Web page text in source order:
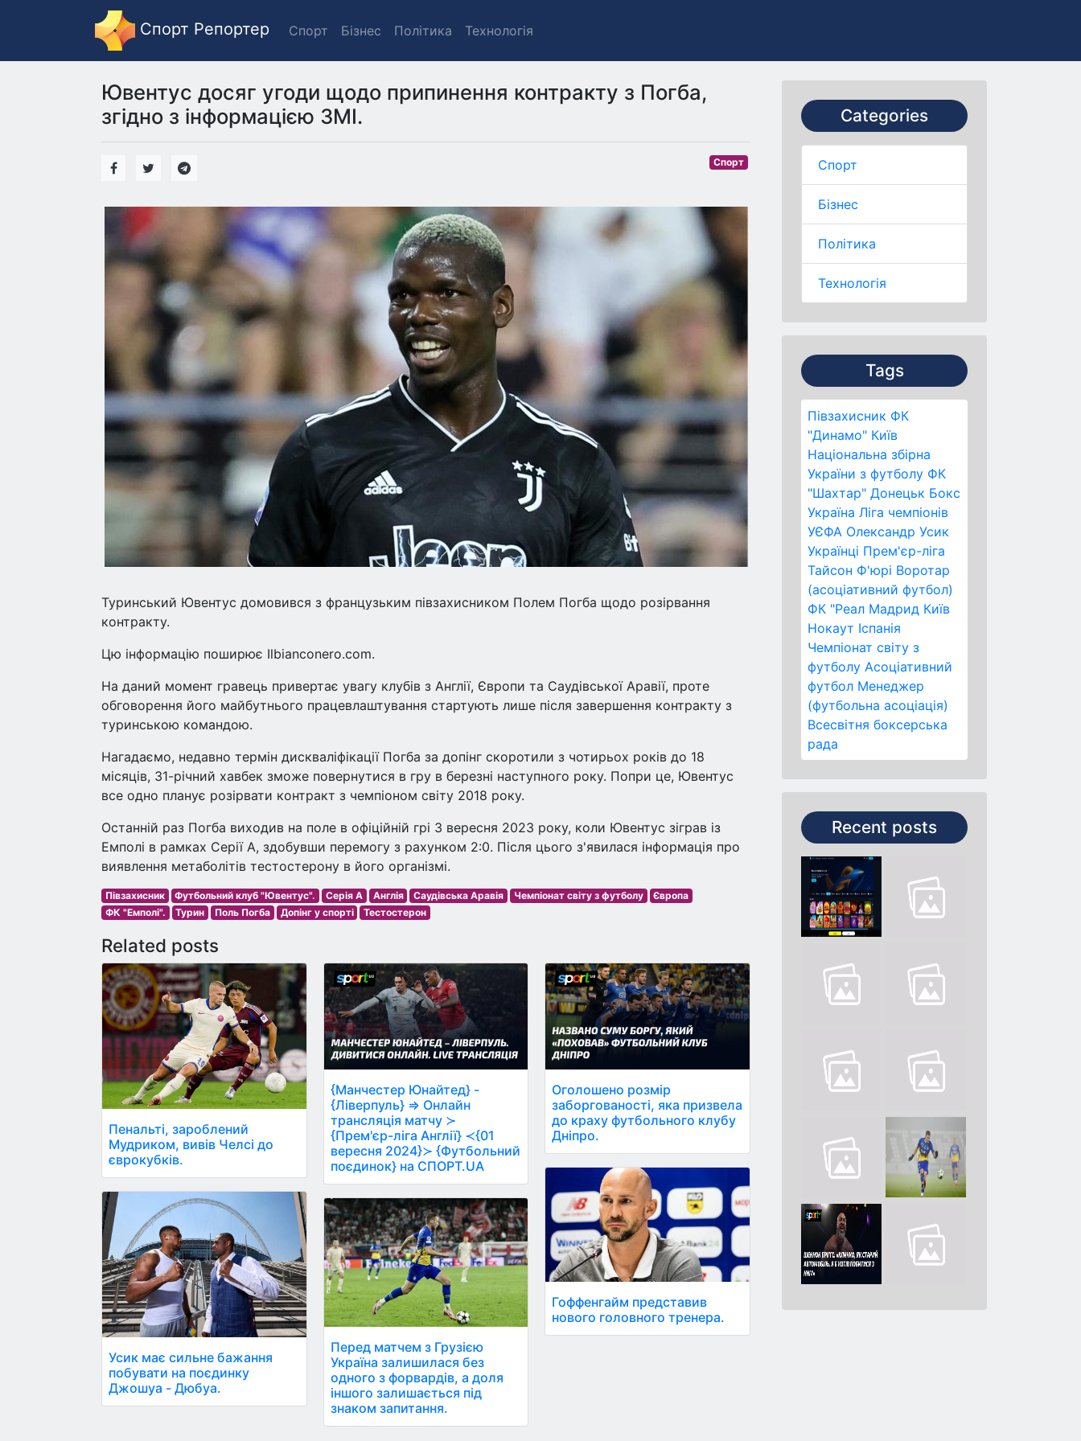
Спорт Репортер Спорт Бізнес Політика Технологія
Categories
Спорт
Бізнес
Політика
Технологія
Tags
Півзахисник ФК
"Динамо" Київ
Національна збірна
України з футболу ФК
"Шахтар" Донецьк Бокс
Україна Ліга чемпіонів
УЄФА Олександр Усик
Українці Прем'єр-ліга
Тайсон Ф'юрі Воротар
(асоціативний футбол)
ФК "Реал Мадрид Київ
Нокаут Іспанія
Чемпіонат світу з
футболу Асоціативний
футбол Менеджер
(футбольна асоціація)
Всесвітня боксерська
рада
Recent posts
Ювентус досяг угоди щодо припинення контракту з Погба,
згідно з інформацією ЗМІ.
Спорт
Туринський Ювентус домовився з французьким півзахисником Полем Погба щодо розірвання
контракту.
Цю інформацію поширює Ilbianconero.com.
На даний момент гравець привертає увагу клубів з Англії, Європи та Саудівської Аравії, проте
обговорення його майбутнього працевлаштування стартують лише після завершення контракту з
туринською командою.
Нагадаємо, недавно термін дискваліфікації Погба за допінг скоротили з чотирьох років до 18
місяців, 31-річний хавбек зможе повернутися в гру в березні наступного року. Попри це, Ювентус
все одно планує розірвати контракт з чемпіоном світу 2018 року.
Останній раз Погба виходив на поле в офіційній грі 3 вересня 2023 року, коли Ювентус зіграв із
Емполі в рамках Серії А, здобувши перемогу з рахунком 2:0. Після цього з'явилася інформація про
виявлення метаболітів тестостерону в його організмі.
Півзахисник Футбольний клуб "Ювентус". Серія A Англія Саудівська Аравія Чемпіонат світу з футболу
Європа
ФК "Емполі".
Турин Поль Погба Допінг у спорті Тестостерон
Related posts
Пенальті, зароблений
Мудриком, вивів Челсі до
єврокубків.
Усик має сильне бажання
побувати на поєдинку
Джошуа - Дюбуа.
{Манчестер Юнайтед} -
{Ліверпуль} ⇒ Онлайн
трансляція матчу ≻
{Прем'єр-ліга Англії} ≺{01
вересня 2024}≻ {Футбольний
поєдинок} на СПОРТ.UA
Перед матчем з Грузією
Україна залишилася без
одного з форвардів, а доля
іншого залишається під
знаком запитання.
Оголошено розмір
заборгованості, яка призвела
до краху футбольного клубу
Дніпро.
Гоффенгайм представив
нового головного тренера.